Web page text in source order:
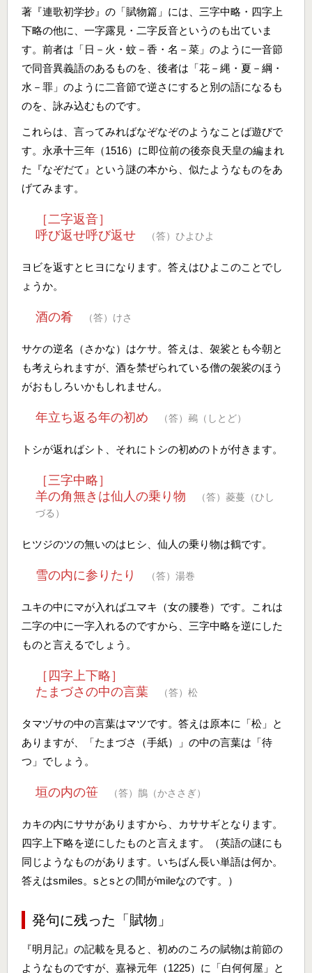
著『連歌初学抄』の「賦物篇」には、三字中略・四字上
下略の他に、一字露見・二字反音というのも出ていま
す。前者は「日－火・蚊－香・名－菜」のように一音節
で同音異義語のあるものを、後者は「花－縄・夏－綱・
水－罪」のように二音節で逆さにすると別の語になるも
のを、詠み込むものです。
これらは、言ってみればなぞなぞのようなことば遊びで
す。永承十三年（1516）に即位前の後奈良天皇の編まれ
た『なぞだて』という謎の本から、似たようなものをあ
げてみます。
［二字返音］
呼び返せ呼び返せ
（答）ひよひよ
ヨビを返すとヒヨになります。答えはひよこのことでし
ょうか。
酒の肴 （答）けさ
サケの逆名（さかな）はケサ。答えは、袈裟とも今朝と
も考えられますが、酒を禁ぜられている僧の袈裟のほう
がおもしろいかもしれません。
年立ち返る年の初め （答）鵐（しとど）
トシが返ればシト、それにトシの初めのトが付きます。
［三字中略］
羊の角無きは仙人の乗り物
（答）菱蔓（ひし
づる）
ヒツジのツの無いのはヒシ、仙人の乗り物は鶴です。
雪の内に参りたり （答）湯巻
ユキの中にマが入ればユマキ（女の腰巻）です。これは
二字の中に一字入れるのですから、三字中略を逆にした
ものと言えるでしょう。
［四字上下略］
たまづさの中の言葉
（答）松
タマヅサの中の言葉はマツです。答えは原本に「松」と
ありますが、「たまづさ（手紙）」の中の言葉は「待
つ」でしょう。
垣の内の笹 （答）鵲（かささぎ）
カキの内にササがありますから、カササギとなります。
四字上下略を逆にしたものと言えます。（英語の謎にも
同じようなものがあります。いちばん長い単語は何か。
答えはsmiles。sとsとの間がmileなのです。）
発句に残った「賦物」
『明月記』の記載を見ると、初めのころの賦物は前節の
ようなものですが、嘉禄元年（1225）に「白何何屋」と